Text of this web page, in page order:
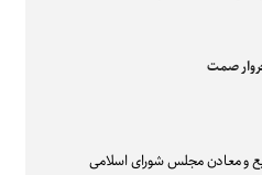
صمت
و معادن مجلس شورای اسلامی